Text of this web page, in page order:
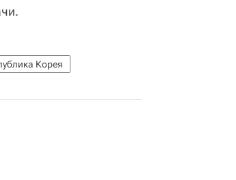
Корея